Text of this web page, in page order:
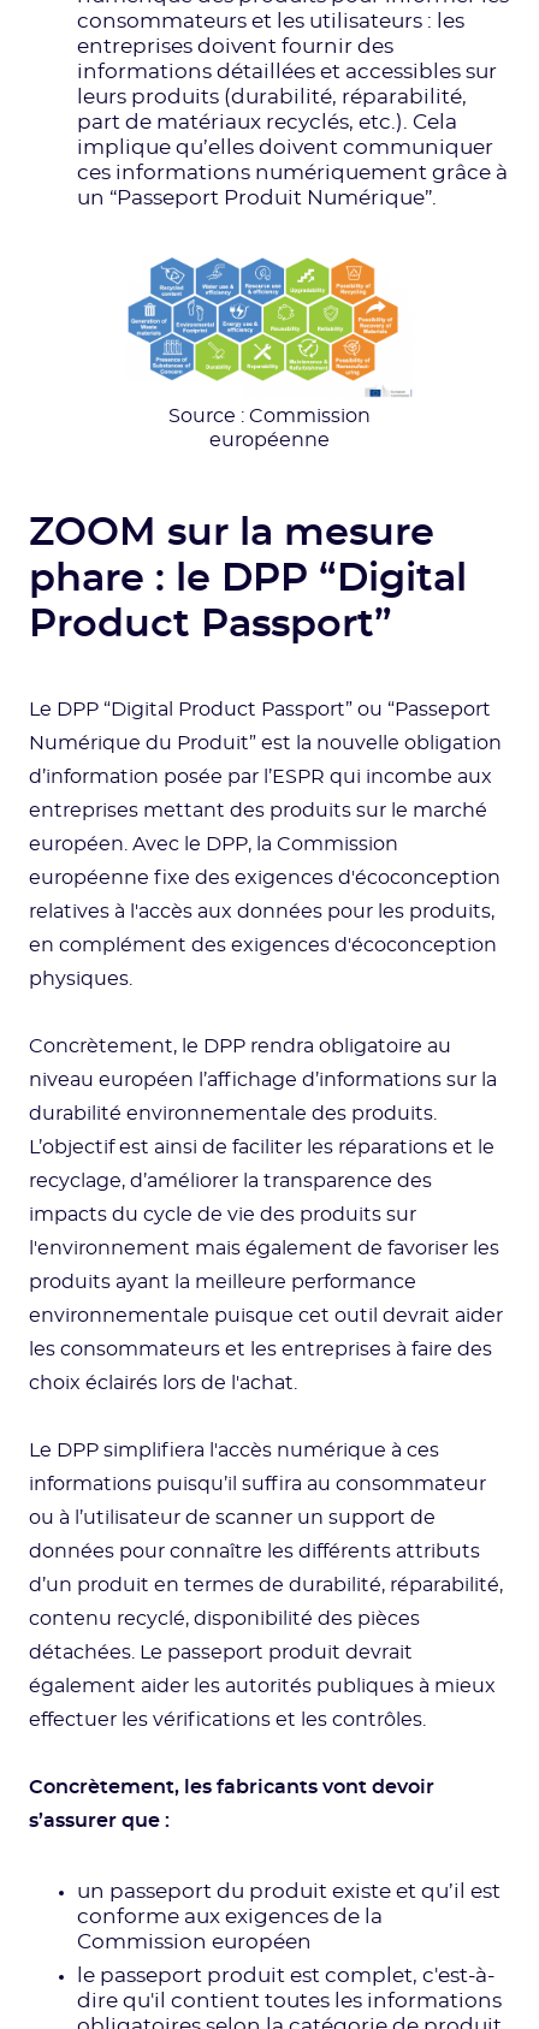
consommateurs et les utilisateurs : les
entreprises doivent fournir des
informations détaillées et accessibles sur
leurs produits (durabilité, réparabilité,
part de matériaux recyclés, etc.). Cela
implique qu’elles doivent communiquer
ces informations numériquement grâce à
un “Passeport Produit Numérique”.
Source : Commission
européenne
ZOOM sur la mesure
phare : le DPP “Digital
Product Passport”
Le DPP “Digital Product Passport” ou “Passeport
Numérique du Produit” est la nouvelle obligation
d’information posée par l’ESPR qui incombe aux
entreprises mettant des produits sur le marché
européen. Avec le DPP, la Commission
européenne fixe des exigences d'écoconception
relatives à l'accès aux données pour les produits,
en complément des exigences d'écoconception
physiques.
Concrètement, le DPP rendra obligatoire au
niveau européen l’affichage d’informations sur la
durabilité environnementale des produits.
L’objectif est ainsi de faciliter les réparations et le
recyclage, d’améliorer la transparence des
impacts du cycle de vie des produits sur
l'environnement mais également de favoriser les
produits ayant la meilleure performance
environnementale puisque cet outil devrait aider
les consommateurs et les entreprises à faire des
choix éclairés lors de l'achat.
Le DPP simplifiera l'accès numérique à ces
informations puisqu’il suffira au consommateur
ou à l’utilisateur de scanner un support de
données pour connaître les différents attributs
d’un produit en termes de durabilité, réparabilité,
contenu recyclé, disponibilité des pièces
détachées. Le passeport produit devrait
également aider les autorités publiques à mieux
effectuer les vérifications et les contrôles.
Concrètement, les fabricants vont devoir
s’assurer que :
un passeport du produit existe et qu’il est
conforme aux exigences de la
Commission européen
le passeport produit est complet, c'est-à-
dire qu'il contient toutes les informations